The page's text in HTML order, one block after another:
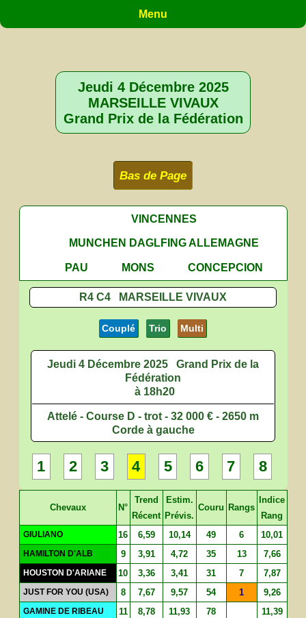
Menu
Jeudi 4 Décembre 2025
MARSEILLE VIVAUX
Grand Prix de la Fédération
Bas de Page
VINCENNES
MUNCHEN DAGLFING ALLEMAGNE
PAU
MONS CONCEPCION
R4 C4 MARSEILLE VIVAUX
Couplé Trio Multi
Jeudi 4 Décembre 2025
Grand Prix de la
Fédération
à 18h20
Attelé - Course D - trot - 32 000 € - 2650 m
Corde à gauche
1 2 3 4 5 6 7 8
Chevaux N°
Trend
Récent
Estim.
Prévis.
Couru Rangs
Indice
Rang
GIULIANO 16 6,59 10,14 49 6 10,01
HAMILTON D'ALB 9 3,91 4,72 35 13 7,66
HOUSTON D'ARIANE 10 3,36 3,41 31 7 7,87
JUST FOR YOU (USA) 8 7,67 9,57 54 1 9,26
GAMINE DE RIBEAU 11 8,78 11,93 78 11,39